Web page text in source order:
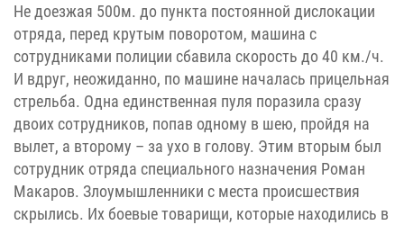
Не доезжая 500м. до пункта постоянной дислокации
отряда, перед крутым поворотом, машина с
сотрудниками полиции сбавила скорость до 40 км./ч.
И вдруг, неожиданно, по машине началась прицельная
стрельба. Одна единственная пуля поразила сразу
двоих сотрудников, попав одному в шею, пройдя на
вылет, а второму – за ухо в голову. Этим вторым был
сотрудник отряда специального назначения Роман
Макаров. Злоумышленники с места происшествия
скрылись. Их боевые товарищи, которые находились в